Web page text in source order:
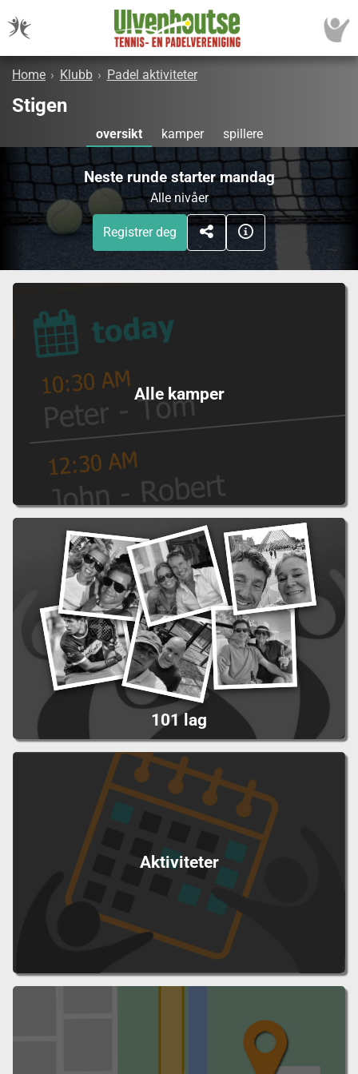
Home › Klubb › Padel aktiviteter
Stigen
oversikt kamper spillere
Neste runde starter mandag
Alle nivåer
Registrer deg
Alle kamper
101 lag
Aktiviteter